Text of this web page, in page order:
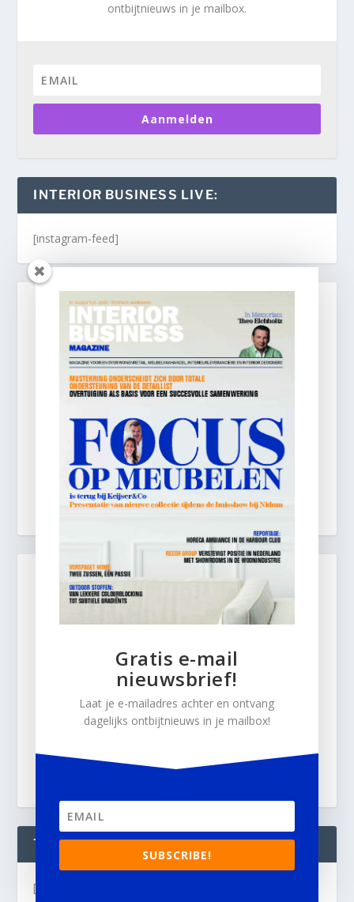
ontbijtnieuws in je mailbox.
Aanmelden
INTERIOR BUSINESS LIVE:
[instagram-feed]
TWEETS
[custom-twitter-feeds]
Gratis e-mail
nieuwsbrief!
Laat je e-mailadres achter en ontvang
dagelijks ontbijtnieuws in je mailbox!
SUBSCRIBE!